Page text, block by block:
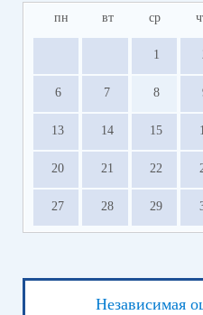
пн вт ср
1
6 7 8
13 14 15
20 21 22
27 28 29
Независимая